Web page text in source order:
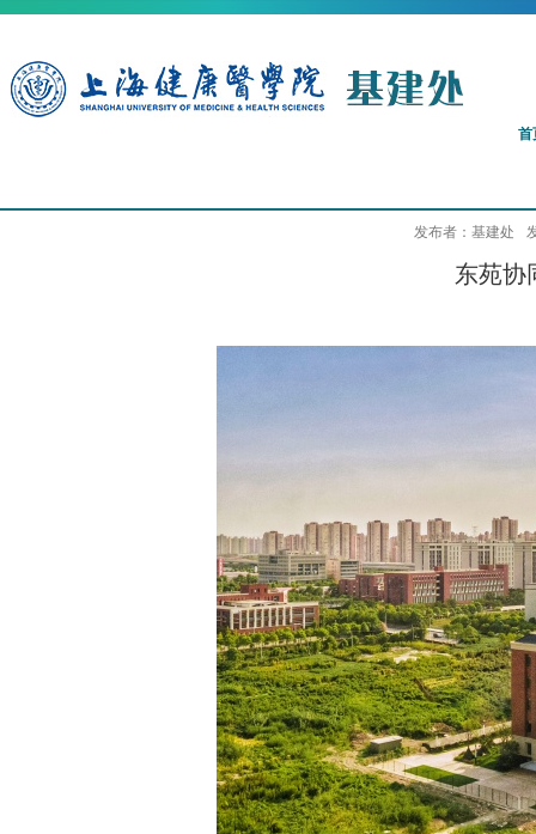
首
发布者：基建处
东苑协